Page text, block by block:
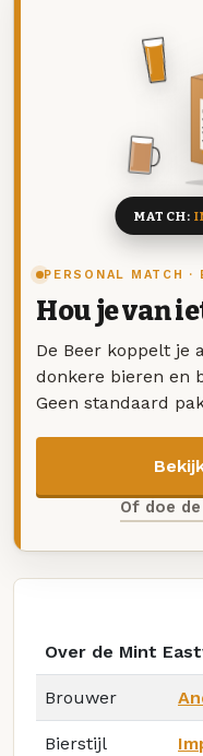
PERSONAL MATCH ·
Hou je van
De Beer koppelt je
donkere bieren en
Geen standaard
Of doe
MATCH:
Over de Mint
Brouwer
Bierstijl